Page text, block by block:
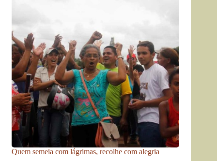
Quem semeia com lágrimas, recolhe com alegria